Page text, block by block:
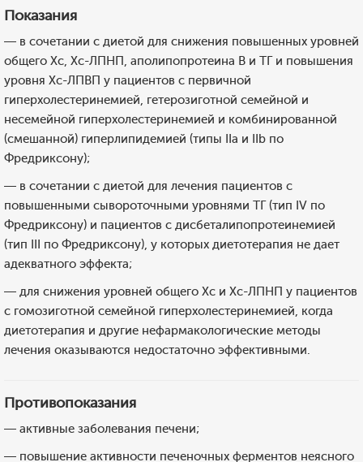
Показания
— в сочетании с диетой для снижения повышенных уровней
общего Хс, Хс-ЛПНП, аполипопротеина В и ТГ и повышения
уровня Хс-ЛПВП у пациентов с первичной
гиперхолестеринемией, гетерозиготной семейной и
несемейной гиперхолестеринемией и комбинированной
(смешанной) гиперлипидемией (типы IIa и IIb по
Фредриксону);
— в сочетании с диетой для лечения пациентов с
повышенными сывороточными уровнями ТГ (тип IV по
Фредриксону) и пациентов с дисбеталипопротеинемией
(тип III по Фредриксону), у которых диетотерапия не дает
адекватного эффекта;
— для снижения уровней общего Хс и Хс-ЛПНП у пациентов
с гомозиготной семейной гиперхолестеринемией, когда
диетотерапия и другие нефармакологические методы
лечения оказываются недостаточно эффективными.
Противопоказания
— активные заболевания печени;
— повышение активности печеночных ферментов неясного